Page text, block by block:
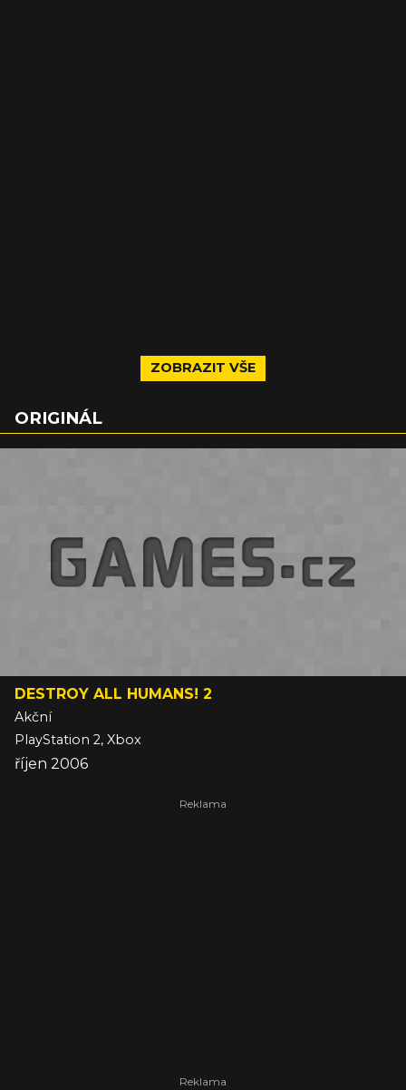
ZOBRAZIT VŠE
ORIGINÁL
DESTROY ALL HUMANS! 2
Akční
PlayStation 2, Xbox
říjen 2006